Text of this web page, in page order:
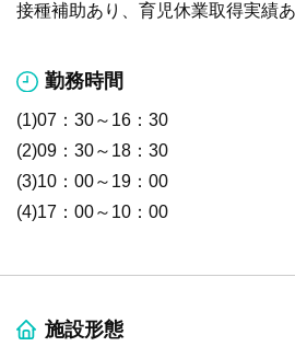
接種補助あり、育児休業取得実績
勤務時間
(1)07：30～16：30
(2)09：30～18：30
(3)10：00～19：00
(4)17：00～10：00
施設形態